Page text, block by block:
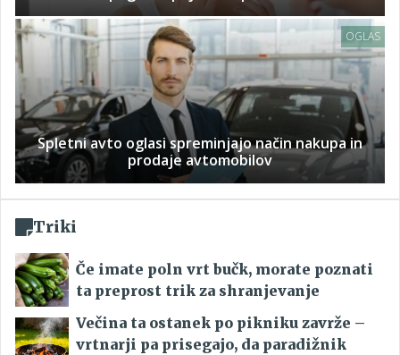
OGLAS
Spletni avto oglasi spreminjajo način nakupa in
prodaje avtomobilov
Triki
Če imate poln vrt bučk, morate poznati
ta preprost trik za shranjevanje
Večina ta ostanek po pikniku zavrže –
vrtnarji pa prisegajo, da paradižnik